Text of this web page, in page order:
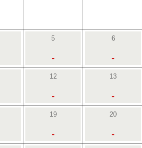
5
-
6
-
12
-
13
-
19
-
20
-